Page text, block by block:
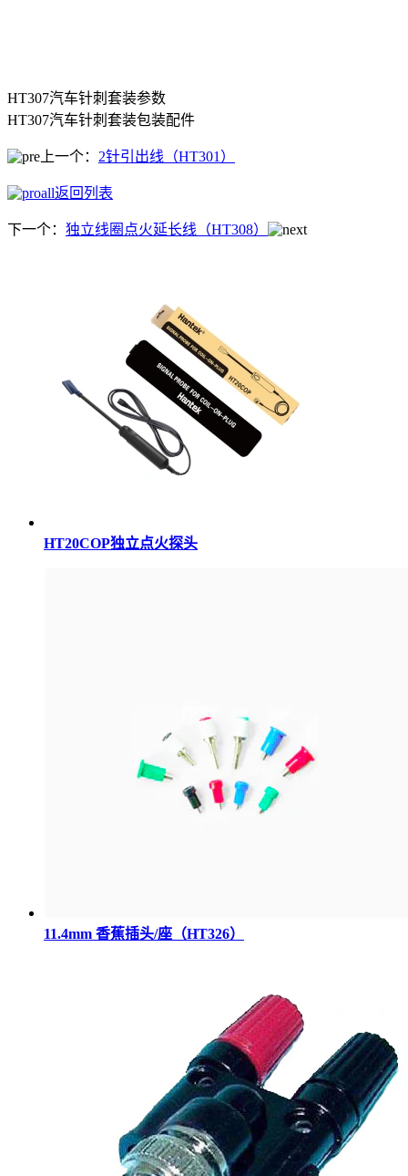
HT307汽车针刺套装参数
HT307汽车针刺套装包装配件
上一个： 2针引出线（HT301）
返回列表
下一个： 独立线圈点火延长线（HT308）
HT20COP独立点火探头
11.4mm 香蕉插头/座（HT326）